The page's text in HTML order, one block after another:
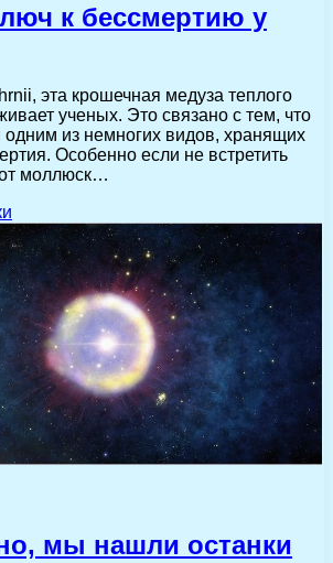
к бессмертию у
эта крошечная медуза теплого
ученых. Это связано с тем, что
одним из немногих видов, хранящих
Особенно если не встретить
моллюск…
мы нашли останки